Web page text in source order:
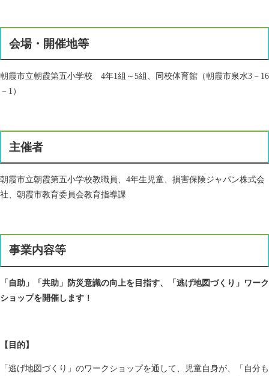
会場・開催地等
朝霞市立朝霞第五小学校 4年1組～5組、同校体育館（朝霞市泉水3－16
－1）
主催者
朝霞市立朝霞第五小学校教職員、4年生児童、損害保険ジャパン株式会
社、朝霞市教育委員会教育指導課
事業内容等​
「自助」「共助」防災意識の向上を目指す、「逃げ地図づくり」ワーク
ショップを開催します！
【目的】
「逃げ地図づくり」のワークショップを通して、児童自身が、「自分も